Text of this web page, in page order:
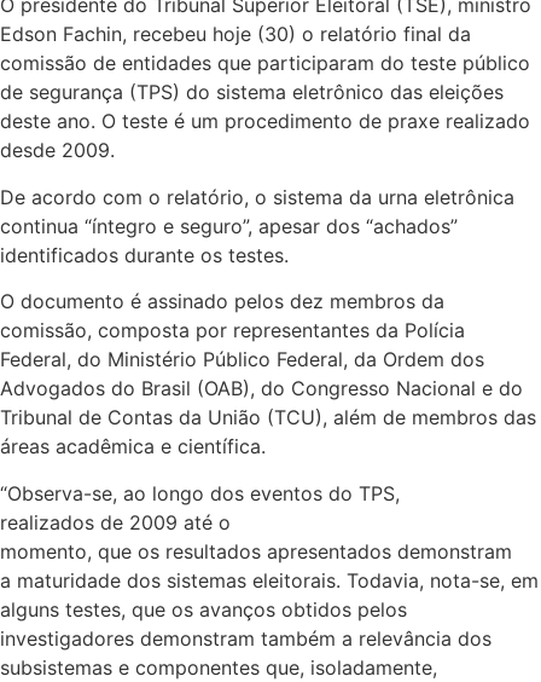
O presidente do Tribunal Superior Eleitoral (TSE), ministro
Edson Fachin, recebeu hoje (30) o relatório final da
comissão de entidades que participaram do teste público
de segurança (TPS) do sistema eletrônico das eleições
deste ano. O teste é um procedimento de praxe realizado
desde 2009.
De acordo com o relatório, o sistema da urna eletrônica
continua “íntegro e seguro”, apesar dos “achados”
identificados durante os testes.
O documento é assinado pelos dez membros da
comissão, composta por representantes da Polícia
Federal, do Ministério Público Federal, da Ordem dos
Advogados do Brasil (OAB), do Congresso Nacional e do
Tribunal de Contas da União (TCU), além de membros das
áreas acadêmica e científica.
“Observa-se, ao longo dos eventos do TPS,
realizados de 2009 até o
momento, que os resultados apresentados demonstram
a maturidade dos sistemas eleitorais. Todavia, nota-se, em
alguns testes, que os avanços obtidos pelos
investigadores demonstram também a relevância dos
subsistemas e componentes que, isoladamente,